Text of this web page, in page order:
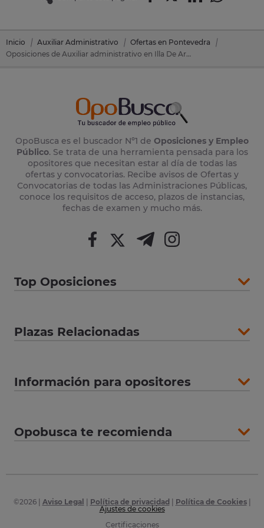
Inicio Auxiliar Administrativo
Ofertas en Pontevedra
Oposiciones de Auxiliar administrativo en Illa De Arousa (Pontevedra)
OpoBusca es el buscador Nº1 de Oposiciones y Empleo
Público. Se trata de una herramienta pensada para los
opositores que necesitan estar al día de todas las
ofertas y convocatorias. Recibe avisos de Ofertas y
Convocatorias de todas las Administraciones Públicas,
conoce los requisitos de acceso, plazos de instancias,
fechas de examen y mucho más.
Top Oposiciones
Plazas Relacionadas
Información para opositores
Opobusca te recomienda
©2026| Aviso Legal Política de privacidad Política de Cookies|
Ajustes de cookies
Certificaciones